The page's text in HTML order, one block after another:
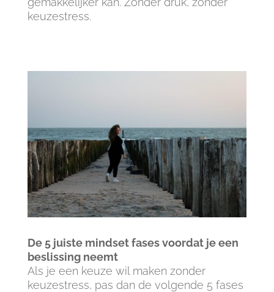
keuzestress.
De 5 juiste mindset fases voordat je een
beslissing neemt
Als je een keuze wil maken zonder
keuzestress, pas dan de volgende 5 fases